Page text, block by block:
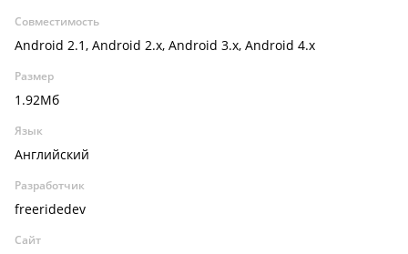
Совместимость
Android 2.1, Android 2.x, Android 3.x, Android 4.x
Размер
1.92Мб
Язык
Английский
Разработчик
freeridedev
Сайт